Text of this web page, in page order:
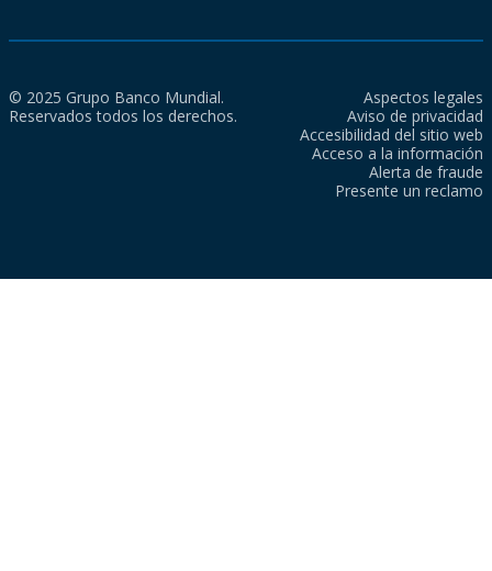
© 2025 Grupo Banco Mundial.
Reservados todos los derechos.
Aspectos legales
Aviso de privacidad
Accesibilidad del sitio web
Acceso a la información
Alerta de fraude
Presente un reclamo